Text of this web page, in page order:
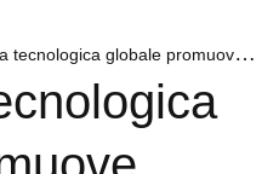
globale promuove l'utilizzo del 5G all'edge della rete